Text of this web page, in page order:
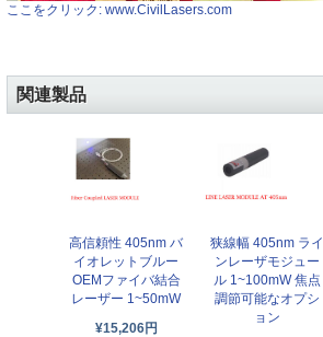
ここをクリック: www.CivilLasers.com
関連製品
高信頼性 405nm バ
イオレットブルー
OEMファイバ結合
レーザー 1~50mW
¥15,206円
狭線幅 405nm ライ
ンレーザモジュー
ル 1~100mW 焦点
調節可能なオプシ
ョン